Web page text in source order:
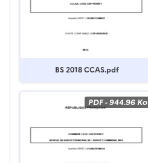
BS 2018 CCAS.pdf
PDF-944.96 Ko